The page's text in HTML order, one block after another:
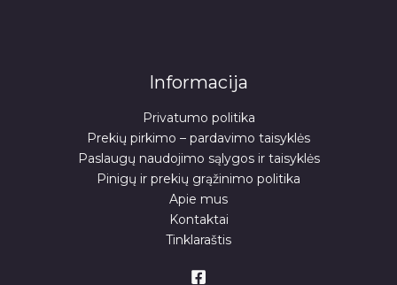
Informacija
Privatumo politika
Prekių pirkimo – pardavimo taisyklės
Paslaugų naudojimo sąlygos ir taisyklės
Pinigų ir prekių grąžinimo politika
Apie mus
Kontaktai
Tinklaraštis